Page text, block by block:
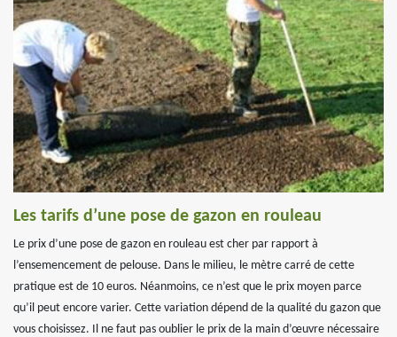
Les tarifs d’une pose de gazon en rouleau
Le prix d’une pose de gazon en rouleau est cher par rapport à
l’ensemencement de pelouse. Dans le milieu, le mètre carré de cette
pratique est de 10 euros. Néanmoins, ce n’est que le prix moyen parce
qu’il peut encore varier. Cette variation dépend de la qualité du gazon que
vous choisissez. Il ne faut pas oublier le prix de la main d’œuvre nécessaire